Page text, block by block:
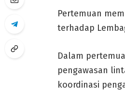
Pertemuan
terhadap
Dalam
pengawasan
koordinasi